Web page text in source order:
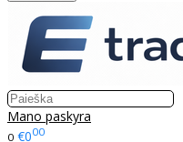
Mano paskyra
0 €000